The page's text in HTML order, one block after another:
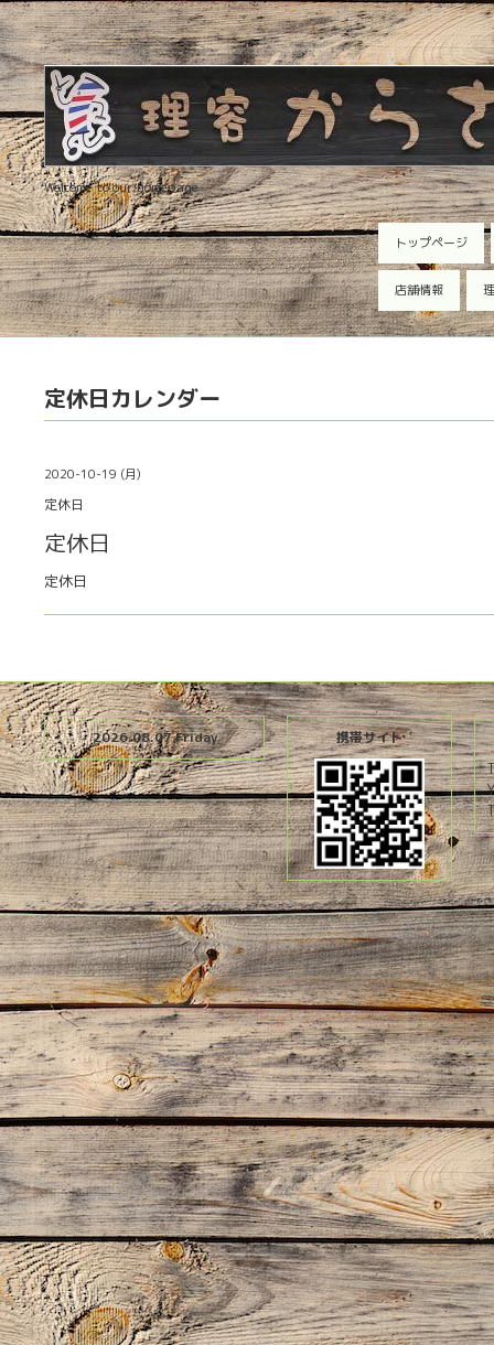
Welcome to our homepage
トップページ
店舗情報
定休日カレンダー
2020-10-19 (月)
定休日
定休日
定休日
2026.08.07 Friday 携帯サイト